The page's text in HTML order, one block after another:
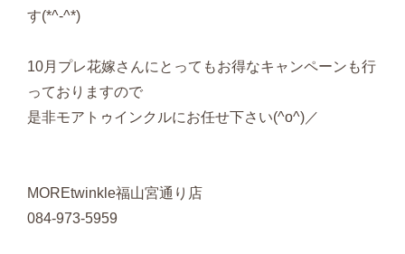
す(*^-^*)
10月プレ花嫁さんにとってもお得なキャンペーンも行
っておりますので
是非モアトゥインクルにお任せ下さい(^o^)／
MOREtwinkle福山宮通り店
084-973-5959